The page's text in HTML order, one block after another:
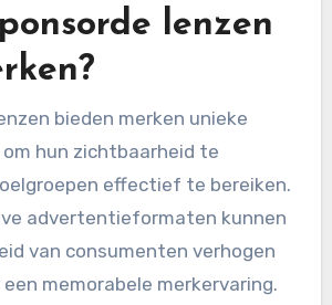
lenzen
bieden merken unieke
hun zichtbaarheid te
effectief te bereiken.
advertentieformaten kunnen
van consumenten verhogen
memorabele merkervaring.